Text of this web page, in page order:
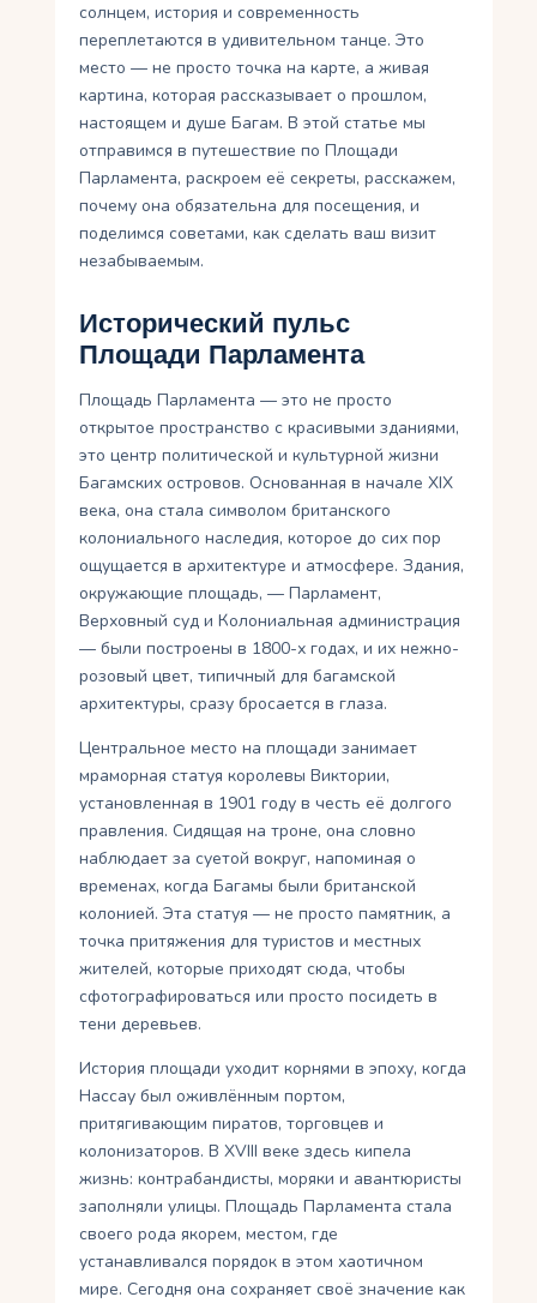
солнцем, история и современность
переплетаются в удивительном танце. Это
место — не просто точка на карте, а живая
картина, которая рассказывает о прошлом,
настоящем и душе Багам. В этой статье мы
отправимся в путешествие по Площади
Парламента, раскроем её секреты, расскажем,
почему она обязательна для посещения, и
поделимся советами, как сделать ваш визит
незабываемым.
Исторический пульс
Площади Парламента
Площадь Парламента — это не просто
открытое пространство с красивыми зданиями,
это центр политической и культурной жизни
Багамских островов. Основанная в начале XIX
века, она стала символом британского
колониального наследия, которое до сих пор
ощущается в архитектуре и атмосфере. Здания,
окружающие площадь, — Парламент,
Верховный суд и Колониальная администрация
— были построены в 1800-х годах, и их нежно-
розовый цвет, типичный для багамской
архитектуры, сразу бросается в глаза.
Центральное место на площади занимает
мраморная статуя королевы Виктории,
установленная в 1901 году в честь её долгого
правления. Сидящая на троне, она словно
наблюдает за суетой вокруг, напоминая о
временах, когда Багамы были британской
колонией. Эта статуя — не просто памятник, а
точка притяжения для туристов и местных
жителей, которые приходят сюда, чтобы
сфотографироваться или просто посидеть в
тени деревьев.
История площади уходит корнями в эпоху, когда
Нассау был оживлённым портом,
притягивающим пиратов, торговцев и
колонизаторов. В XVIII веке здесь кипела
жизнь: контрабандисты, моряки и авантюристы
заполняли улицы. Площадь Парламента стала
своего рода якорем, местом, где
устанавливался порядок в этом хаотичном
мире. Сегодня она сохраняет своё значение как